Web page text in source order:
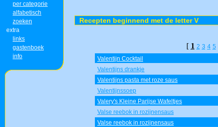
per categorie
alfabetisch
zoeken
extra
links
gastenboek
info
Recepten beginnend met de letter V
[ 1 2 3 4 5
Valentijn Cocktail
Valentijns drankje
Valentijns pasta met roze saus
Valentijnssoep
Valery's Kleine Parijse Wafeltjes
Valse reebok in rozijnensaus
Valse reebok in rozijnensaus